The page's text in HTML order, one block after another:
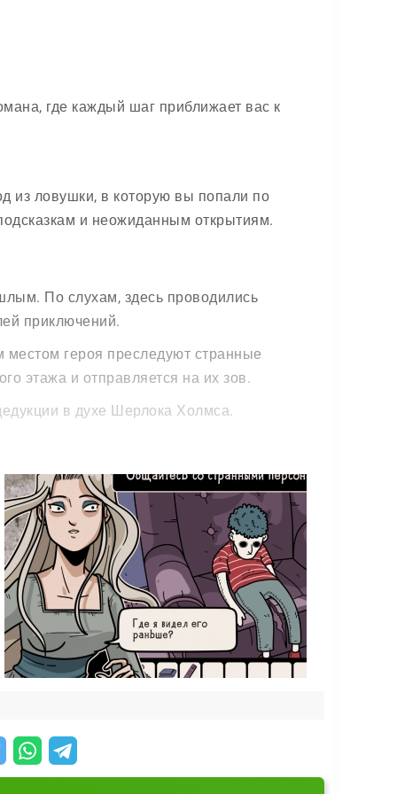
где каждый шаг приближает вас к
из ловушки, в которую вы попали по
и неожиданным открытиям.
По слухам, здесь проводились
приключений.
героя преследуют странные
этажа и отправляется на их зов.
в духе Шерлока Холмса.
бродить по комнатам, искать улики и
если внимательно осмотреться... или
загадки.
ценные сведения.
загадочного дома. Раскройте его тайны и